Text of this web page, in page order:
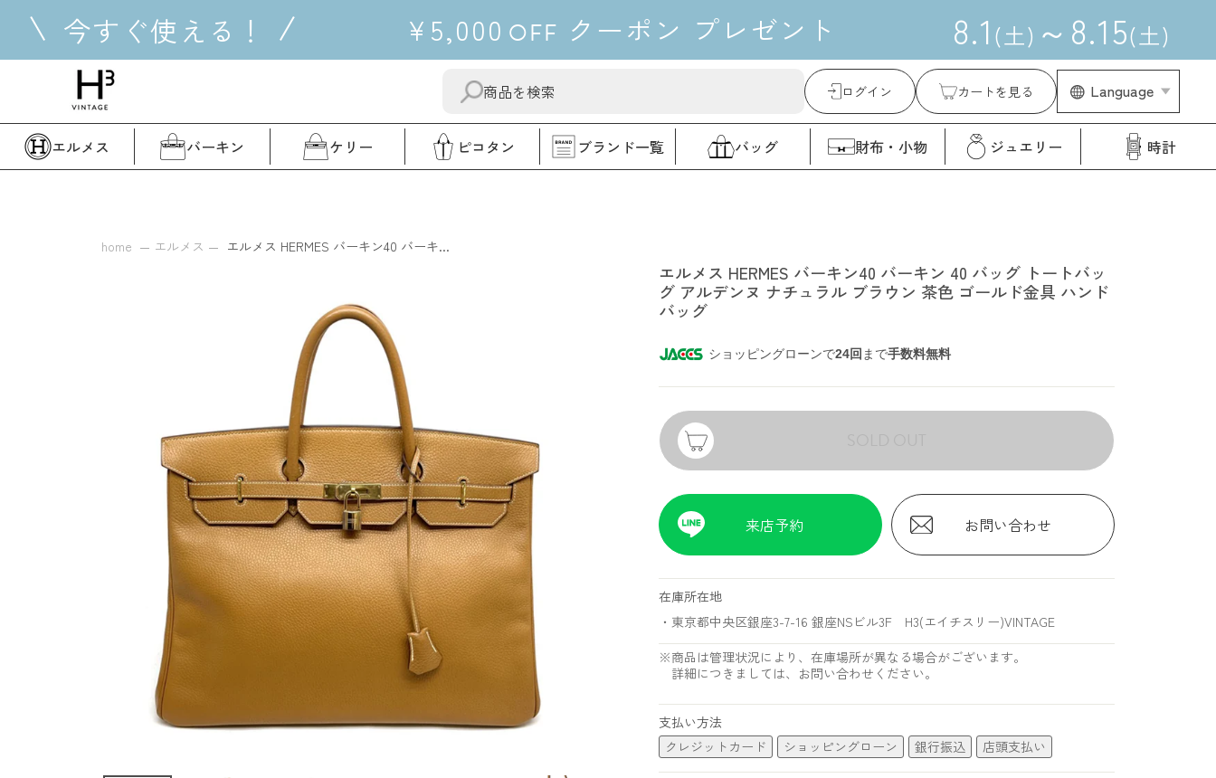
ッ
今すぐ使える！ ¥5,000 OFF クーポン プレゼント 8.1 (土) ～ 8.15(土)
送
す
る
"閉
る"
ログイン カートを見る Language
エルメス バーキン ケリー ピコタン ブランド一覧 バッグ 財布・小物 ジュエリー 時計
home エルメス エルメス HERMES バーキン40 バーキ...
エルメス HERMES バーキン40 バーキン 40 バッグ トートバッ
グ アルデンヌ ナチュラル ブラウン 茶色 ゴールド金具 ハンド
バッグ
ショッピングローンで24回 まで手数料無料
来店予約 お問い合わせ
在庫所在地
・東京都中央区銀座3-7-16 銀座NSビル3F H3(エイチスリー)VINTAGE
※商品は管理状況により、在庫場所が異なる場合がございます。
詳細につきましては、お問い合わせください。
支払い方法
クレジットカード
ショッピングローン 銀行振込 店頭支払い